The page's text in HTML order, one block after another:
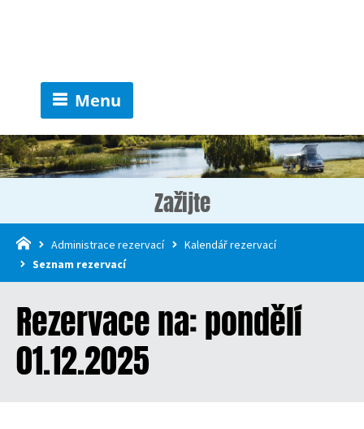
Menu
Zažijte
Administrace rezervací
Kalendář rezervací
Seznam rezervací
Rezervace na: pondělí
01.12.2025